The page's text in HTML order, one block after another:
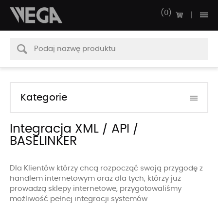
0
Kategorie
Integracja XML / API /
BASELINKER
Dla Klientów którzy chcą rozpocząć swoją przygodę z
handlem internetowym oraz dla tych, którzy już
prowadzą sklepy internetowe, przygotowaliśmy
możliwość pełnej integracji systemów